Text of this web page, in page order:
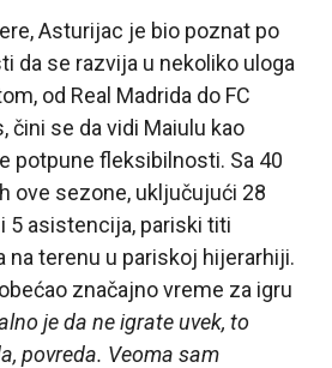
Asturijac je bio poznat po
da se razvija u nekoliko uloga
od Real Madrida do FC
čini se da vidi Maiulu kao
potpune fleksibilnosti. Sa 40
ove sezone, uključujući 28
5 asistencija, pariski titi
na terenu u pariskoj hijerarhiji.
značajno vreme za igru
je da ne igrate uvek, to
povreda. Veoma sam